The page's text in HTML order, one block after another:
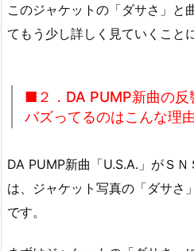
このジャケットの「ダサさ」と
てもう少し詳しく見ていくこと
■２．DA PUMP新曲の反
バズってるのはこんな理
DA PUMP新曲「U.S.A.」がＳ
は、ジャケット写真の「ダサさ
です。